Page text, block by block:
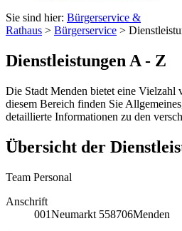
Sie sind hier: Bürgerservice &
Rathaus > Bürgerservice >
Dienstleistungen A - Z
Die Stadt Menden bietet eine Vielzahl
diesem Bereich finden Sie
detaillierte Informationen zu den
Übersicht der
Team Personal
Anschrift
001Neumarkt 558706Menden